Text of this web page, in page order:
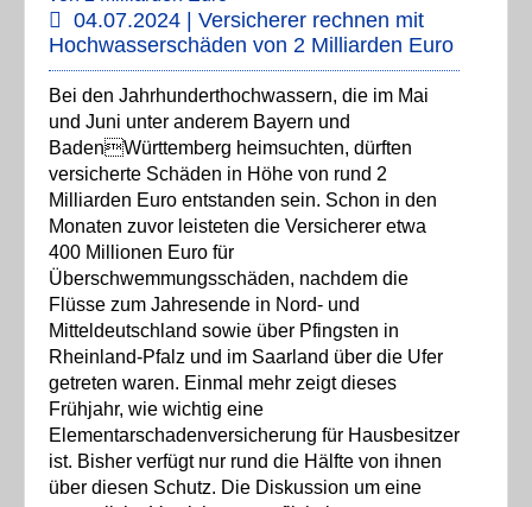
04.07.2024 | Versicherer rechnen mit
Hochwasserschäden von 2 Milliarden Euro
Bei den Jahrhunderthochwassern, die im Mai
und Juni unter anderem Bayern und
BadenWürttemberg heimsuchten, dürften
versicherte Schäden in Höhe von rund 2
Milliarden Euro entstanden sein. Schon in den
Monaten zuvor leisteten die Versicherer etwa
400 Millionen Euro für
Überschwemmungsschäden, nachdem die
Flüsse zum Jahresende in Nord- und
Mitteldeutschland sowie über Pfingsten in
Rheinland-Pfalz und im Saarland über die Ufer
getreten waren. Einmal mehr zeigt dieses
Frühjahr, wie wichtig eine
Elementarschadenversicherung für Hausbesitzer
ist. Bisher verfügt nur rund die Hälfte von ihnen
über diesen Schutz. Die Diskussion um eine